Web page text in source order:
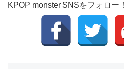
KPOP monster SNSをフォロー！